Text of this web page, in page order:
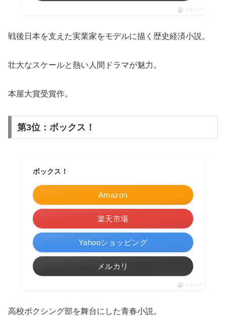
ポチップ
戦後日本を支えた実業家をモデルに描く歴史経済小説。
壮大なスケールと熱い人間ドラマが魅力。
本屋大賞受賞作。
第3位：ボックス！
ボックス！
Amazon
楽天市場
Yahooショッピング
メルカリ
ポチップ
高校ボクシング部を舞台にした青春小説。